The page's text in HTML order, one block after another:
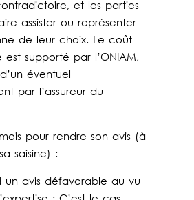
et les parties
assister ou représenter
de leur choix. Le coût
est supporté par l’ONIAM,
éventuel
par l’assureur du
pour rendre son avis (à
saisine) :
un avis défavorable au vu